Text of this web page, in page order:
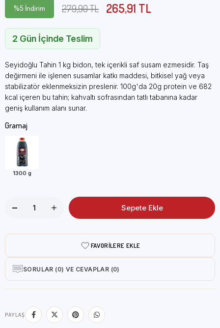
%5 İndirim 279,90 TL 265,91 TL
2 Gün İçinde Teslim
Seyidoğlu Tahin 1 kg bidon, tek içerikli saf susam ezmesidir. Taş
değirmeni ile işlenen susamlar katkı maddesi, bitkisel yağ veya
stabilizatör eklenmeksizin preslenir. 100g'da 20g protein ve 682
kcal içeren bu tahin; kahvaltı sofrasından tatlı tabanına kadar
geniş kullanım alanı sunar.
Gramaj
1300 g
FAVORILERE EKLE
SORULAR (0) VE CEVAPLAR (0)
PAYLAŞ